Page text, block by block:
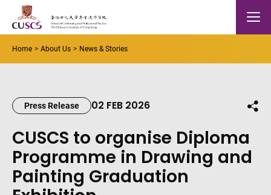
Skip to main content
The Chinese Univeristy of hong Kong Mobile
Home About Us News & Stories
Press Release 02 FEB 2026
CUSCS to organise Diploma
Programme in Drawing and
Painting Graduation